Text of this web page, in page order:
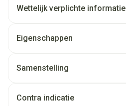
Wettelijk verplichte informatie
Eigenschappen
Samenstelling
Contra indicatie